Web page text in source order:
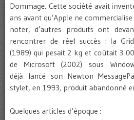
Dommage. Cette société avait
ans avant qu’Apple ne
noter, d’autres produits ont
rencontrer de réel succès : la
(1989) qui pesait 2 kg et coûtait 3
de Microsoft (2002) sous
déjà lancé son Newton
stylet, en 1993, produit abandonné
Quelques articles d’époque :